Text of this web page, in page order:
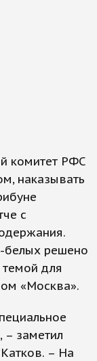
комитет РФС
наказывать
с
белых решено
для
«Москва».
– заметил
– На